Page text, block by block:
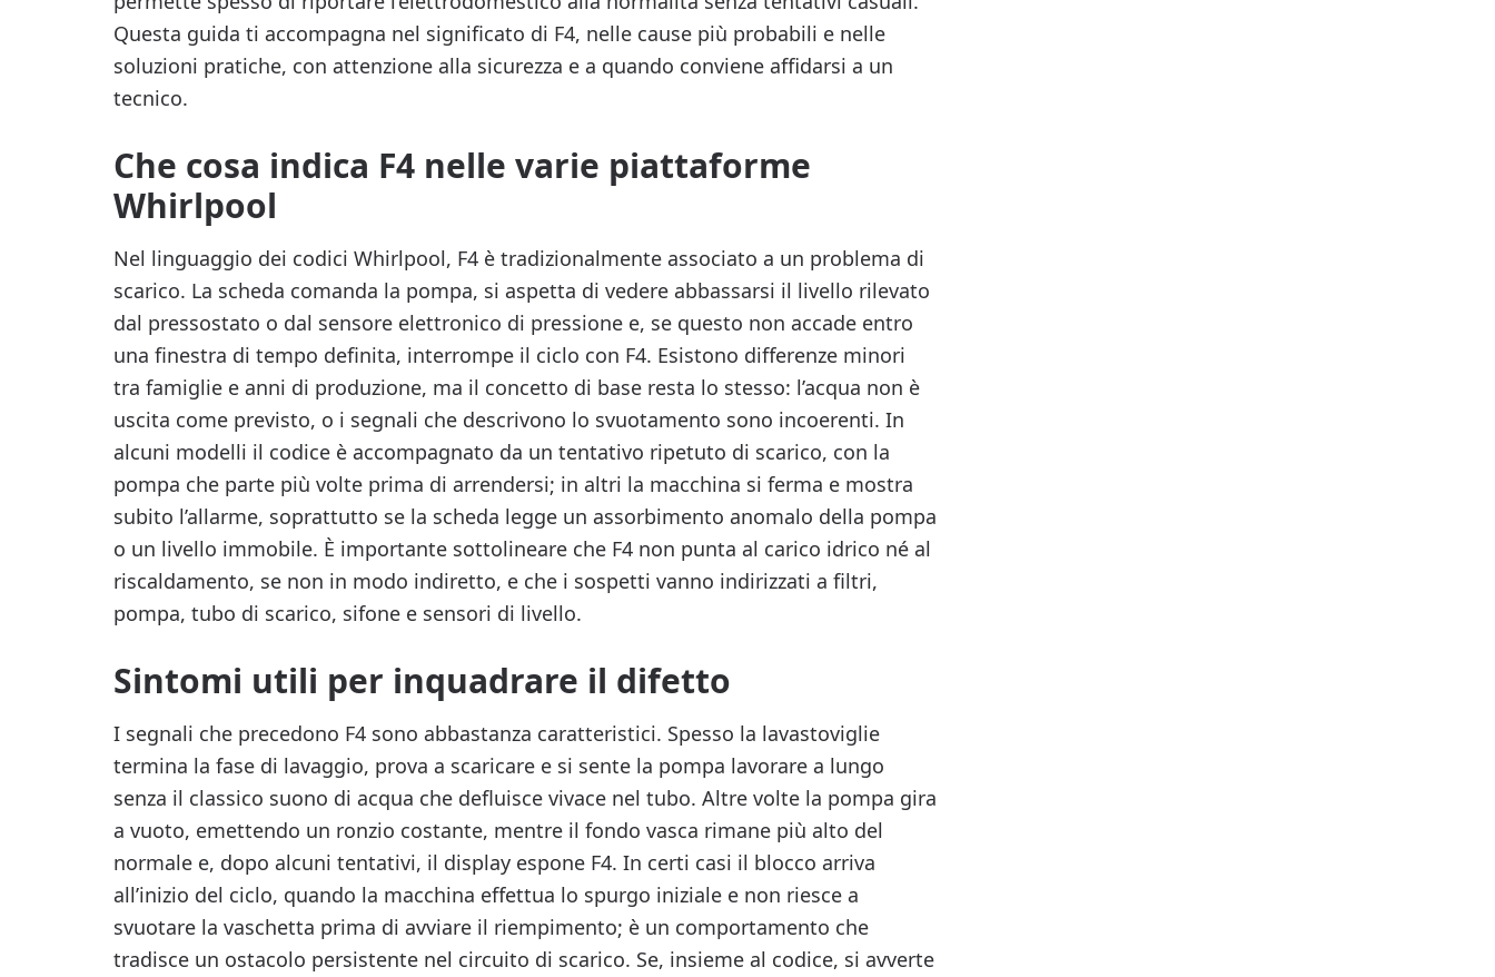
Questa guida ti accompagna nel significato di F4, nelle cause più probabili e nelle
soluzioni pratiche, con attenzione alla sicurezza e a quando conviene affidarsi a un
tecnico.
Che cosa indica F4 nelle varie piattaforme
Whirlpool
Nel linguaggio dei codici Whirlpool, F4 è tradizionalmente associato a un problema di
scarico. La scheda comanda la pompa, si aspetta di vedere abbassarsi il livello rilevato
dal pressostato o dal sensore elettronico di pressione e, se questo non accade entro
una finestra di tempo definita, interrompe il ciclo con F4. Esistono differenze minori
tra famiglie e anni di produzione, ma il concetto di base resta lo stesso: l’acqua non è
uscita come previsto, o i segnali che descrivono lo svuotamento sono incoerenti. In
alcuni modelli il codice è accompagnato da un tentativo ripetuto di scarico, con la
pompa che parte più volte prima di arrendersi; in altri la macchina si ferma e mostra
subito l’allarme, soprattutto se la scheda legge un assorbimento anomalo della pompa
o un livello immobile. È importante sottolineare che F4 non punta al carico idrico né al
riscaldamento, se non in modo indiretto, e che i sospetti vanno indirizzati a filtri,
pompa, tubo di scarico, sifone e sensori di livello.
Sintomi utili per inquadrare il difetto
I segnali che precedono F4 sono abbastanza caratteristici. Spesso la lavastoviglie
termina la fase di lavaggio, prova a scaricare e si sente la pompa lavorare a lungo
senza il classico suono di acqua che defluisce vivace nel tubo. Altre volte la pompa gira
a vuoto, emettendo un ronzio costante, mentre il fondo vasca rimane più alto del
normale e, dopo alcuni tentativi, il display espone F4. In certi casi il blocco arriva
all’inizio del ciclo, quando la macchina effettua lo spurgo iniziale e non riesce a
svuotare la vaschetta prima di avviare il riempimento; è un comportamento che
tradisce un ostacolo persistente nel circuito di scarico. Se, insieme al codice, si avverte